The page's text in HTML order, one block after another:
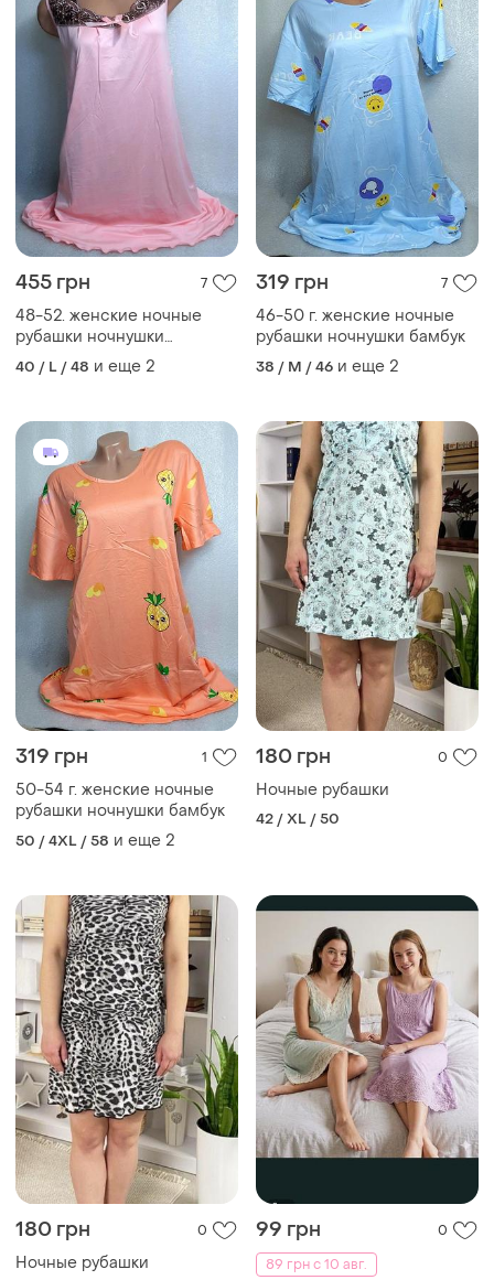
455 грн 7
48-52. женские ночные
рубашки ночнушки
большой размер
40 / L / 48 и еще 2
319 грн 7
46-50 г. женские ночные
рубашки ночнушки бамбук
38 / M / 46 и еще 2
319 грн 1
50-54 г. женские ночные
рубашки ночнушки бамбук
50 / 4XL / 58 и еще 2
180 грн 0
Ночные рубашки
42 / XL / 50
180 грн 0
Ночные рубашки
99 грн
0
89 грн с 10 авг.